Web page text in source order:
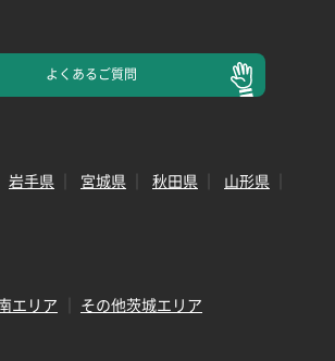
よくあるご質問
岩手県 宮城県 秋田県
山形県
エリア
その他茨城エリア